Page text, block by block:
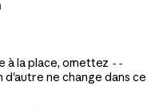
à la place, omettez --
d'autre ne change dans ce